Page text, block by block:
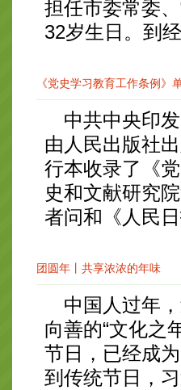
担任市委常委
32岁生日。到
《党史学习教育工作条例》
中共中央印发
由人民出版社
行本收录了《
史和文献研究
者问和《人民
团圆年丨共享浓浓的年味
中国人过年，
向善的“文化之
节日，已经成
到传统节日，